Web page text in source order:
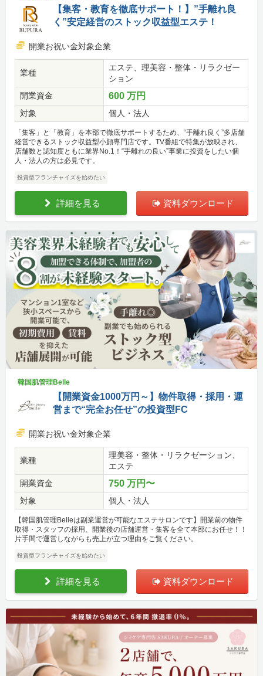
【集客・教育を徹底サポート！】”手離れ良
く”安定経営のストック収益型エステ！
開業お祝い金対象企業
業種
エステ、理美容・整体・リラクゼー
ション
開業資金
600 万円
対象 個人・法人
「集客」と「教育」を本部で徹底サポートするため、“手離れ良く”多店舗
経営できるストック収益型小顔専門店です。TV番組で特集が放映され、
店舗数と認知度ともに業界No.1！“手離れの良い”事業に投資をしたい個
人・法人の方は必見です。
投資型フランチャイズを始めたい
詳細を見る 資料ダウンロード
韓国肌管理Belle
【開業資金1000万円～】物件取得・採用・運
営まで“完全お任せ”の投資型FC
開業お祝い金対象企業
業種
理美容・整体・リラクゼーション、
エステ
開業資金
750 万円〜
対象 個人・法人
【韓国肌管理Belleは副業運営が可能なエステサロンです】開業前の物件
取得・スタッフの採用、開業後の店舗運営・集客を全て本部にお任せ！！
片手間で運営しながらも売上が立つ理由をご覧ください。
投資型フランチャイズを始めたい
詳細を見る 資料ダウンロード